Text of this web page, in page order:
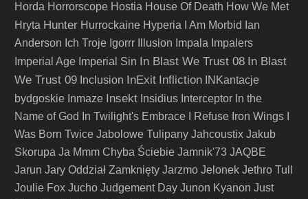
Horda Horrorscope Hostia House Of Death How We Met
Hryta Hunter Hurrockaine Hyperia I Am Morbid Ian
Anderson Ich Troje Igorrr Illusion Impala Impalers
Imperial Age Imperial Sin In Blast We Trust 08 In Blast
We Trust 09 Inclusion InExit Infliction INKantacje
bydgoskie Inmaze Insekt Insidius Interceptor In the
Name of God
In Twilight's Embrace I Refuse Iron Wings
Was Born Twice Jabolowe Tulipany Jahcoustix Jakub
Skorupa Ja Mmm Chyba Ściebie Jamnik'73 JAQBE
Jarun Jary Oddział Zamknięty Jarzmo Jelonek Jethro Tull
Joulie Fox Jucho Judgement Day Junon Kyanon Just